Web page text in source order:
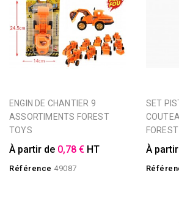
ENGIN DE CHANTIER 9
ASSORTIMENTS FOREST
TOYS
À partir de 0,78 € HT
Référence 49087
SET PISTOLET AVEC
À